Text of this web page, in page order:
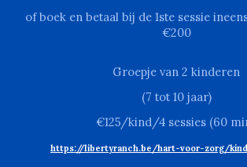
of boek en betaal bij de 1ste sessie
€200
Groepje van 2 kinderen
(7 tot 10 jaar)
€125/kind/4 sessies (60
https://libertyranch.be/hart-voor-zorg/